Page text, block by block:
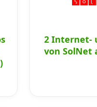
2 Internet-
von SolNet